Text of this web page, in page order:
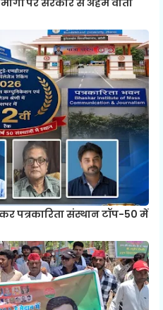
पत्रकारिता संस्थान टॉप-50 में